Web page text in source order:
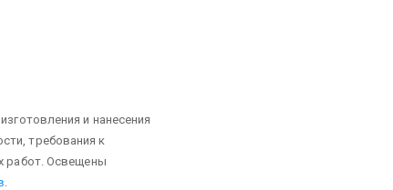
и нанесения
требования к
работ. Освещены